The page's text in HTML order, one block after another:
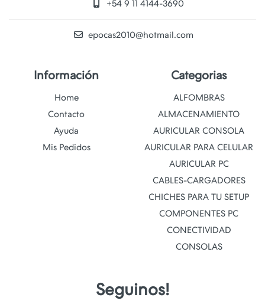
+54 9 11 4144-3690
epocas2010@hotmail.com
Información
Home
Contacto
Ayuda
Mis Pedidos
Categorias
ALFOMBRAS
ALMACENAMIENTO
AURICULAR CONSOLA
AURICULAR PARA CELULAR
AURICULAR PC
CABLES-CARGADORES
CHICHES PARA TU SETUP
COMPONENTES PC
CONECTIVIDAD
CONSOLAS
Seguinos!